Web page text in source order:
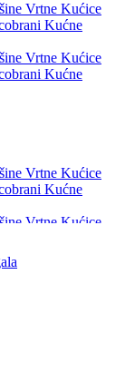
Vrtne Kućice
Kućne
Vrtne Kućice
Kućne
Vrtne Kućice
Kućne
Vrtne Kućice